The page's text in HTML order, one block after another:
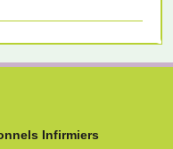
Infirmiers